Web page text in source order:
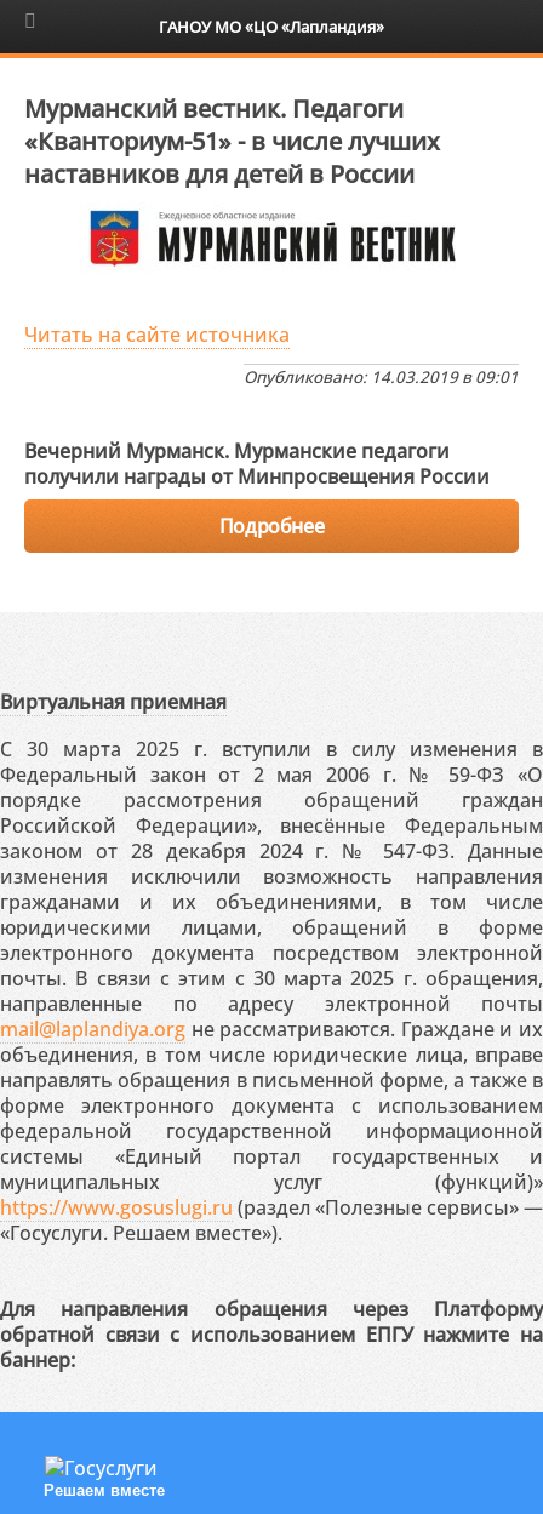
6+
Мурманский вестник. Педагоги
«Кванториум-51» - в числе лучших
наставников для детей в России
Читать на сайте источника
Опубликовано: 14.03.2019 в 09:01
Вечерний Мурманск. Мурманские педагоги
получили награды от Минпросвещения России
Подробнее
Виртуальная приемная
С 30 марта 2025 г. вступили в силу изменения в
Федеральный закон от 2 мая 2006 г. № 59-ФЗ «О
порядке рассмотрения обращений граждан
Российской Федерации», внесённые Федеральным
законом от 28 декабря 2024 г. № 547-ФЗ. Данные
изменения исключили возможность направления
гражданами и их объединениями, в том числе
юридическими лицами, обращений в форме
электронного документа посредством электронной
почты. В связи с этим с 30 марта 2025 г. обращения,
направленные по адресу электронной почты
mail@laplandiya.org не рассматриваются. Граждане и их
объединения, в том числе юридические лица, вправе
направлять обращения в письменной форме, а также в
форме электронного документа с использованием
федеральной государственной информационной
системы «Единый портал государственных и
муниципальных услуг (функций)»
https://www.gosuslugi.ru (раздел «Полезные сервисы» —
«Госуслуги. Решаем вместе»).
Для направления обращения через Платформу
обратной связи с использованием ЕПГУ нажмите на
баннер:
Решаем вместе
ГАНОУ МО «ЦО «Лапландия»